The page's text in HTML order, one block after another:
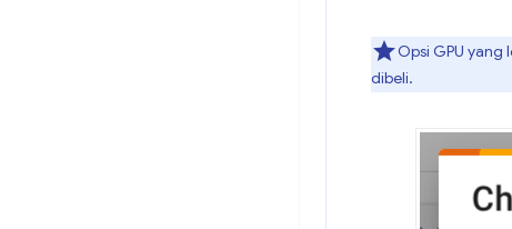
Opsi GPU
dibeli.